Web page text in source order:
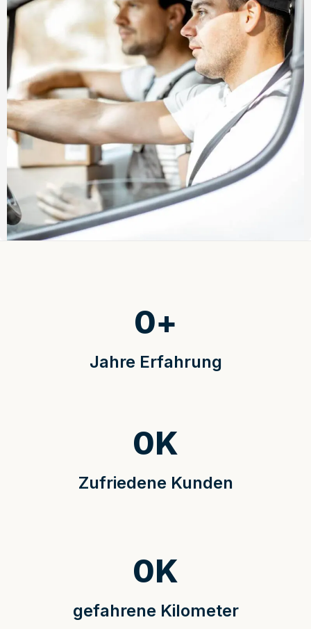
Jahre Erfahrung
0+
Zufriedene Kunden
0K
gefahrene Kilometer
0K